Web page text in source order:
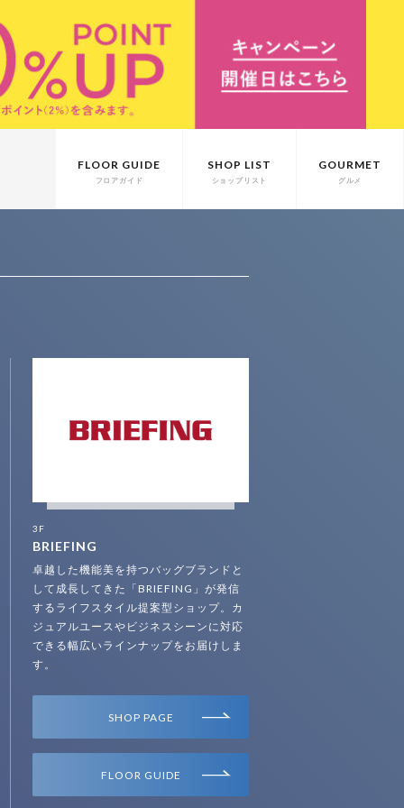
FLOOR GUIDE
フロアガイド
SHOP LIST
ショップリスト
GOURMET
グルメ
3F
BRIEFING
卓越した機能美を持つバッグブランドと
して成長してきた「BRIEFING」が発信
するライフスタイル提案型ショップ。カ
ジュアルユースやビジネスシーンに対応
できる幅広いラインナップをお届けしま
す。
SHOP PAGE
FLOOR GUIDE